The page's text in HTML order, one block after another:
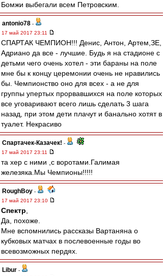
Бомжи выбегали всем Петровским.
antonio78 -
17 май 2017 23:11
СПАРТАК ЧЕМПИОН!!! Денис, Антон, Артем,ЗЕ,
Адриано да все - лучшие. Будь я на стадионе с
детьми чего очень хотел - эти бараны на поле
мне бы к концу церемонии очень не нравились
бы. Чемпионство оно для всех - а не для
группы упертых прорвавшихся на поле которых
все уговаривают всего лишь сделать 3 шага
назад, при этом дети плачут и банально хотят в
туалет. Некрасиво
Спартачек-Казачек! -
17 май 2017 23:11
та хер с ними ,с воротами.Галимая
железяка.Мы Чемпионы!!!!!
RoughBoy -
17 май 2017 23:10
Спектр
Да, похоже.
Мне вспомнились рассказы Вартаняна о
кубковых матчах в послевоенные годы во
всевозможных пердях.
Libur -